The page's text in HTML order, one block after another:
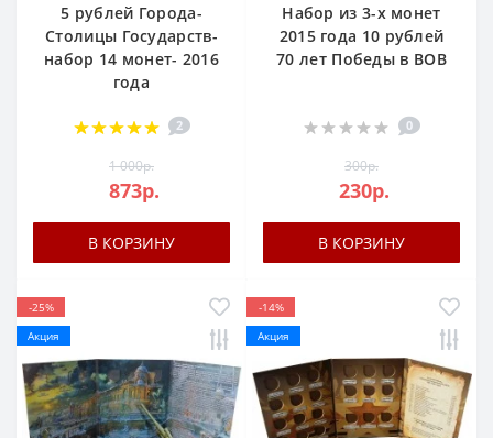
5 рублей Города-
Столицы Государств-
набор 14 монет- 2016
года
2
1 000р.
873р.
В КОРЗИНУ
Набор из 3-х монет
2015 года 10 рублей
70 лет Победы в ВОВ
0
300р.
230р.
В КОРЗИНУ
-25%
Акция
-14%
Акция